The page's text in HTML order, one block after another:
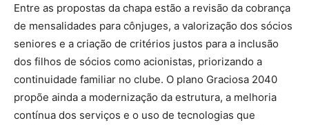
Entre as propostas da chapa estão a revisão da cobrança
de mensalidades para cônjuges, a valorização dos sócios
seniores e a criação de critérios justos para a inclusão
dos filhos de sócios como acionistas, priorizando a
continuidade familiar no clube. O plano Graciosa 2040
propõe ainda a modernização da estrutura, a melhoria
contínua dos serviços e o uso de tecnologias que